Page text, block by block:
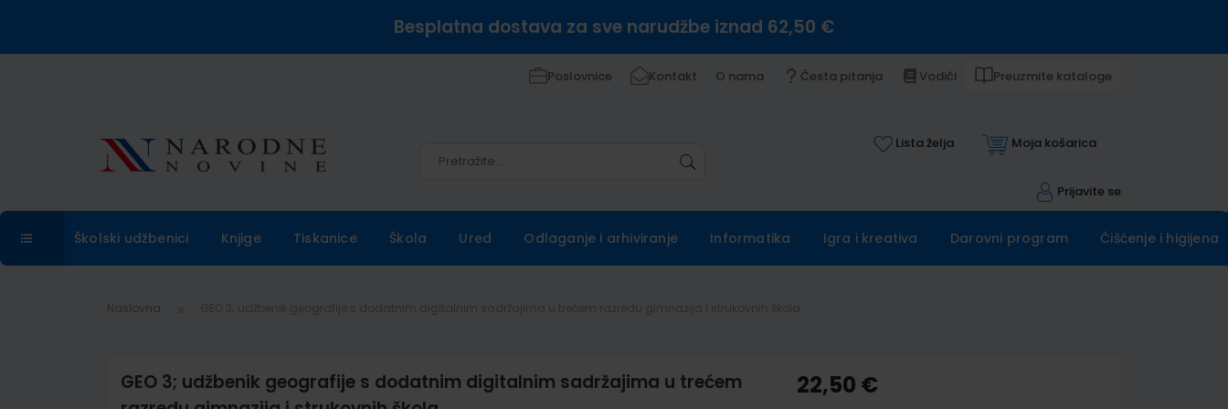
Besplatna dostava za sve narudžbe iznad 62,50 €
Poslovnice Kontakt O nama Česta pitanja Vodiči Preuzmite kataloge
Lista želja Moja košarica
Prijavite se
Školski udžbenici Knjige Tiskanice Škola Ured Odlaganje i arhiviranje Informatika Igra i kreativa Darovni program Čišćenje i higijena
Naslovna
GEO 3; udžbenik geografije s dodatnim digitalnim sadržajima u trećem
22,50 €